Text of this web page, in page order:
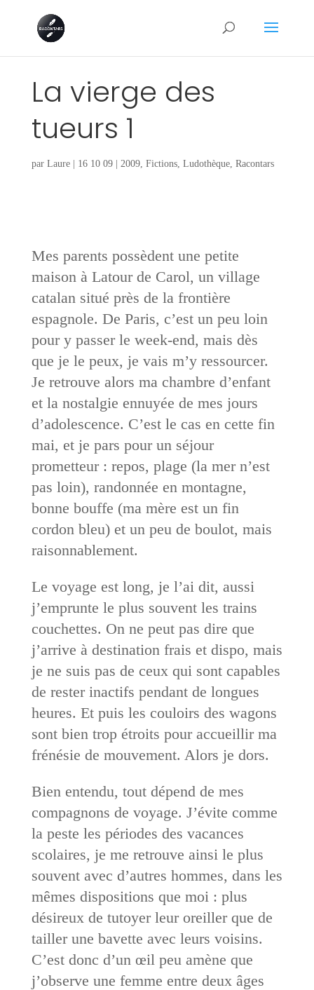
La vierge des
tueurs 1
par Laure| 16 10 09| 2009, Fictions, Ludothèque, Racontars
Mes parents possèdent une petite
maison à Latour de Carol, un village
catalan situé près de la frontière
espagnole. De Paris, c’est un peu loin
pour y passer le week-end, mais dès
que je le peux, je vais m’y ressourcer.
Je retrouve alors ma chambre d’enfant
et la nostalgie ennuyée de mes jours
d’adolescence. C’est le cas en cette fin
mai, et je pars pour un séjour
prometteur : repos, plage (la mer n’est
pas loin), randonnée en montagne,
bonne bouffe (ma mère est un fin
cordon bleu) et un peu de boulot, mais
raisonnablement.
Le voyage est long, je l’ai dit, aussi
j’emprunte le plus souvent les trains
couchettes. On ne peut pas dire que
j’arrive à destination frais et dispo, mais
je ne suis pas de ceux qui sont capables
de rester inactifs pendant de longues
heures. Et puis les couloirs des wagons
sont bien trop étroits pour accueillir ma
frénésie de mouvement. Alors je dors.
Bien entendu, tout dépend de mes
compagnons de voyage. J’évite comme
la peste les périodes des vacances
scolaires, je me retrouve ainsi le plus
souvent avec d’autres hommes, dans les
mêmes dispositions que moi : plus
désireux de tutoyer leur oreiller que de
tailler une bavette avec leurs voisins.
C’est donc d’un œil peu amène que
j’observe une femme entre deux âges